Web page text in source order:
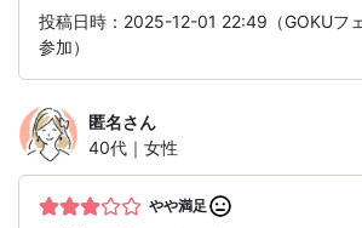
投稿日時：2025-12-01 22:49（GOKUフ
参加）
匿名さん
40代｜女性
やや満足